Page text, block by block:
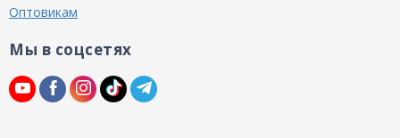
Оптовикам
Мы в соцсетях